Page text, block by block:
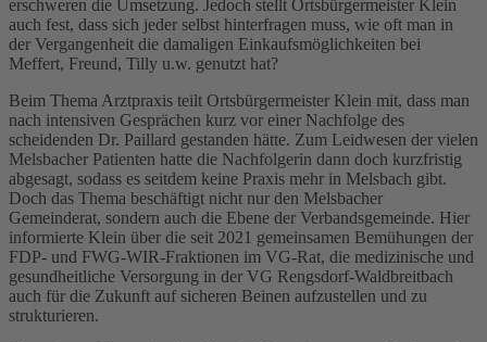
erschweren die Umsetzung. Jedoch stellt Ortsbürgermeister Klein
auch fest, dass sich jeder selbst hinterfragen muss, wie oft man in
der Vergangenheit die damaligen Einkaufsmöglichkeiten bei
Meffert, Freund, Tilly u.w. genutzt hat?
Beim Thema Arztpraxis teilt Ortsbürgermeister Klein mit, dass man
nach intensiven Gesprächen kurz vor einer Nachfolge des
scheidenden Dr. Paillard gestanden hätte. Zum Leidwesen der vielen
Melsbacher Patienten hatte die Nachfolgerin dann doch kurzfristig
abgesagt, sodass es seitdem keine Praxis mehr in Melsbach gibt.
Doch das Thema beschäftigt nicht nur den Melsbacher
Gemeinderat, sondern auch die Ebene der Verbandsgemeinde. Hier
informierte Klein über die seit 2021 gemeinsamen Bemühungen der
FDP- und FWG-WIR-Fraktionen im VG-Rat, die medizinische und
gesundheitliche Versorgung in der VG Rengsdorf-Waldbreitbach
auch für die Zukunft auf sicheren Beinen aufzustellen und zu
strukturieren.